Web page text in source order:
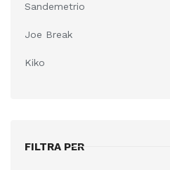
Sandemetrio
Joe Break
Kiko
FILTRA PER